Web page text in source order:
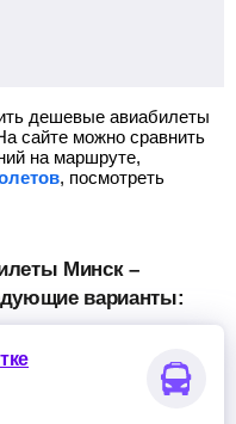
дешевые авиабилеты
сайте можно сравнить
на маршруте,
, посмотреть
варианты: